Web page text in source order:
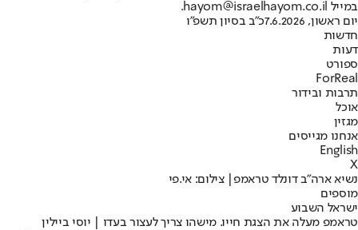
במייל hayom@israelhayom.co.il.
יום ראשון, 7.6.2026
כ"ב בסיון תשפ"ו
חדשות
דעות
ספורט
ForReal
תרבות ובידור
אוכל
מגזין
אנחנו מגייסים
English
X
נשיא ארה"ב דונלד טראמפ| צילום: אי.פי
מוספים
ישראל השבוע
טראמפ מעלה את הצגת חייו. מישהו צריך לעצור בעדו | יוסי ביילין